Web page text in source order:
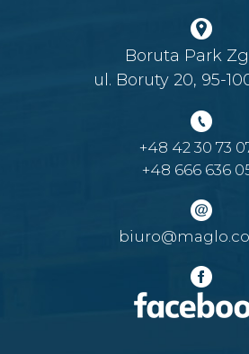
Boruta Park
ul. Boruty 20, 95-
+48 42 30 73
+48 666 636